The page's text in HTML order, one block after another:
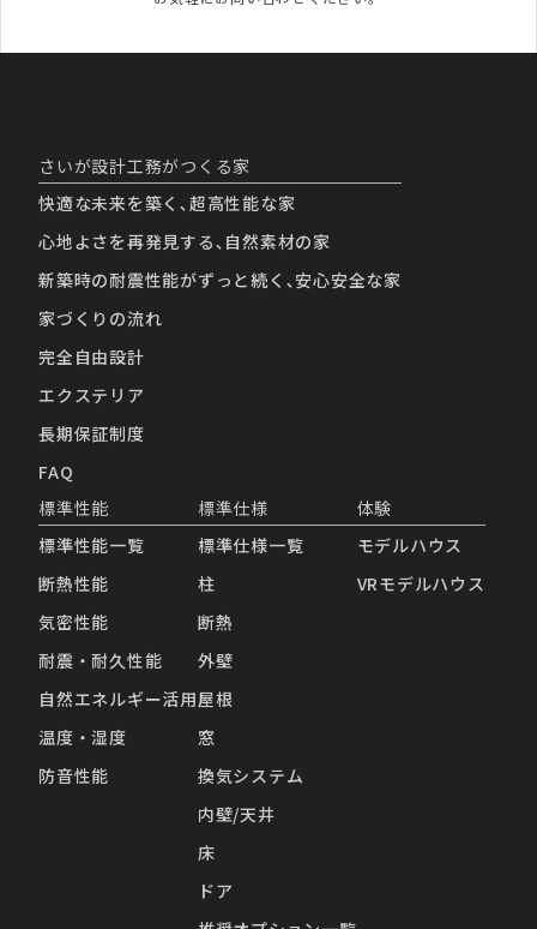
さいが設計工務がつくる家
快適な未来を築く､超高性能な家
心地よさを再発見する､自然素材の家
新築時の耐震性能がずっと続く､安心安全な家
家づくりの流れ
完全自由設計
エクステリア
長期保証制度
FAQ
標準性能
標準性能一覧
断熱性能
気密性能
耐震・耐久性能
自然エネルギー活用
温度・湿度
防音性能
標準仕様
標準仕様一覧
柱
断熱
外壁
屋根
窓
換気システム
内壁/天井
床
ドア
体験
モデルハウス
VRモデルハウス